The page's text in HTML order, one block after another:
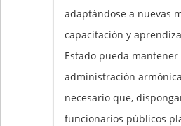
adaptándose a nuevas
capacitación y
Estado pueda mantener
administración
necesario que,
funcionarios públicos